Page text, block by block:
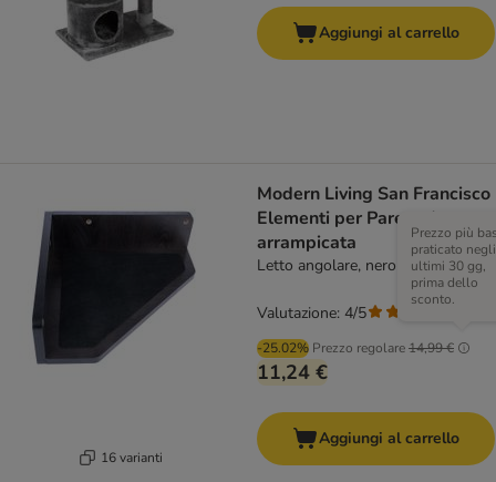
Aggiungi al carrello
16 varianti
Modern Living San Francisco
Elementi per Parete da
arrampicata
Letto angolare, nero
-25.02% Prezzo regolare14,99 €
Prezzo più
praticato negli
ultimi 30 gg,
prima dello
sconto.
11,24 €
Valutazione: 4/5
Aggiungi al carrello